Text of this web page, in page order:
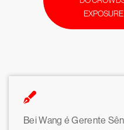
Bei Wang é Gerente